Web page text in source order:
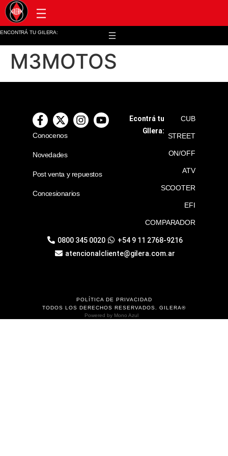
ENCONTRÁ TU GILERA:
M3MOTOS
Conocenos
Novedades
Post venta y repuestos
Concesionarios
Econtrá tu
GIlera:
CUB
STREET
ON/OFF
ATV
SCOOTER
EFI
COMPARADOR
0800 345 0020
+54 9 11 2768-9216
atencionalcliente@gilera.com.ar
POLÍTICA DE PRIVACIDAD
TODOS LOS DERECHOS RESERVADOS. GILERA®
Powered by Mono Azul